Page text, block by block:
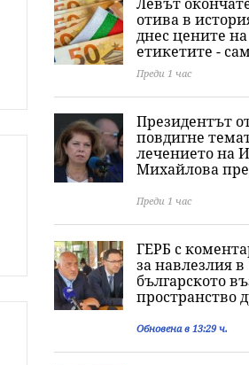
отива в
днес цените на
етикетите -
Преди 1 час
Президентът
повдигне
лечението на
Михайлова
Преди 1 час
ГЕРБ с
за навлезлия в
българското
пространство
Обновена в 13:29 ч.